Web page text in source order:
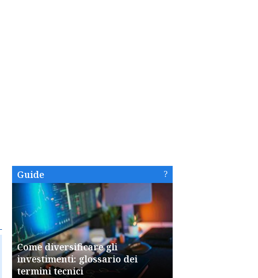
Guide
Come diversificare gli
investimenti: glossario dei
termini tecnici